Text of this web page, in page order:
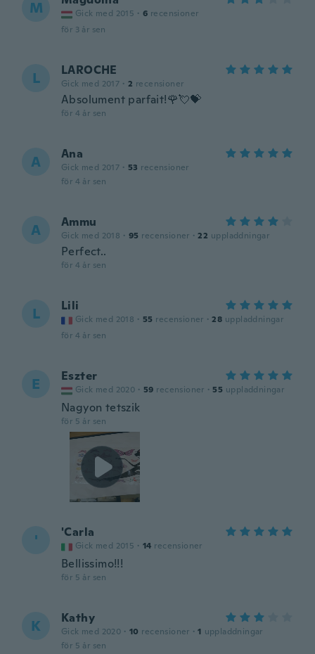
M Gick med 2015 · 6 recensioner
för 3 år sen
L LAROCHE
Gick med 2017 · 2 recensioner
Absolument parfait!🌹💘💝
för 4 år sen
A Ana
Gick med 2017 · 53 recensioner
för 4 år sen
A Ammu
Gick med 2018 · 95 recensioner · 22 uppladdningar
Perfect..
för 4 år sen
L Lili
Gick med 2018 · 55 recensioner · 28 uppladdningar
för 4 år sen
E Eszter
Gick med 2020 · 59 recensioner · 55 uppladdningar
Nagyon tetszik
för 5 år sen
' 'Carla
Gick med 2015 · 14 recensioner
Bellissimo!!!
för 5 år sen
K Kathy
Gick med 2020 · 10 recensioner · 1 uppladdningar
för 5 år sen